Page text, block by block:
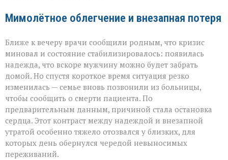
Мимолётное облегчение и внезапная потеря
Ближе к вечеру врачи сообщили родным, что кризис
миновал и состояние стабилизировалось: появилась
надежда, что вскоре мужчину можно будет забрать
домой. Но спустя короткое время ситуация резко
изменилась — семье вновь позвонили из больницы,
чтобы сообщить о смерти пациента. По
предварительным данным, причиной стала остановка
сердца. Этот контраст между надеждой и внезапной
утратой особенно тяжело отозвался у близких, для
которых день обернулся чередой невыносимых
переживаний.